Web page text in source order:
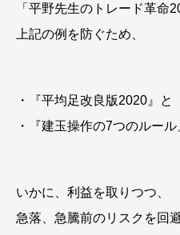
「平野先生のトレード革命
上記の例を防ぐため、
・『平均足改良版2020』と
・『建玉操作の7つのルー
いかに、利益を取りつつ、
急落、急騰前のリスクを回